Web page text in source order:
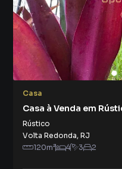
Casa
Casa à Venda em
Rústico
Volta Redonda, RJ
120m² 4 3 2